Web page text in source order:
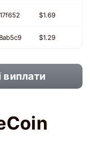
$1.69
$1.29
виплати